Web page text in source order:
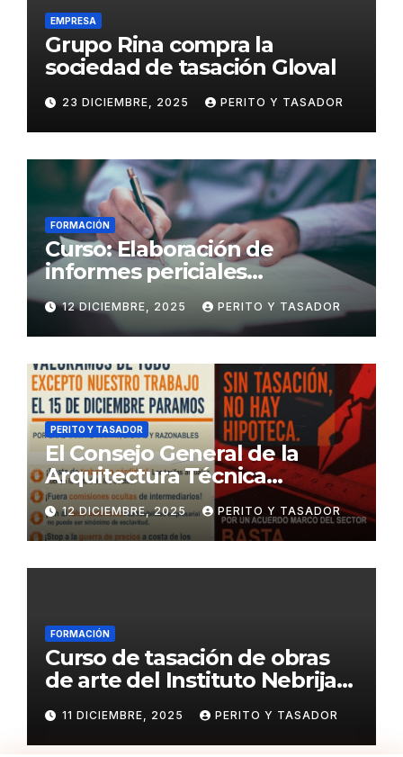
EMPRESA
Grupo Rina compra la
sociedad de tasación Gloval
23 DICIEMBRE, 2025 PERITO Y TASADOR
FORMACIÓN
Curso: Elaboración de
informes periciales
psicológicos en el ámbito
penal
12 DICIEMBRE, 2025 PERITO Y TASADOR
PERITO Y TASADOR
El Consejo General de la
Arquitectura Técnica
respalda la huelga de los
tasadores hipotecarios
12 DICIEMBRE, 2025 PERITO Y TASADOR
FORMACIÓN
Curso de tasación de obras
de arte del Instituto Nebrija
11 DICIEMBRE, 2025 PERITO Y TASADOR